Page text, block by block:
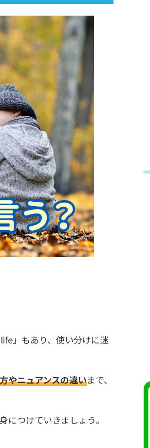
」もあり、使い分けに迷
やニュアンスの違いまで、
につけていきましょう。